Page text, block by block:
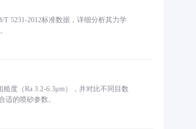
5231-2012标准数据，详细分析其力学
度（Ra 3.2-6.3μm），并对比不同目数
适的喷砂参数。